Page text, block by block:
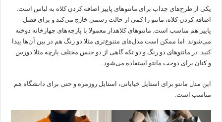
یکی از طرح‌های جذاب برای مانتوهای پاییز اضافه کردن کلاه به لباس است.
اضافه کردن کلاه، مانتو را کمی از حالت رسمی خارج می‌کند و برای فصل
پاییز هم مناسب است. مانتوهای کلاهدار معمولا با پارچه‌های چهارخانه دوخته
می‌شوند. اما ممکن است مدل‌های متنوع‌تری مثلا دو رنگ هم در بین آن‌ها پیدا
کنید. در مانتوهای دو رنگ و دو تکه گاهی از دو جنس مختلف پارچه مثلا دورس
و کتان برای دوخت مانتو استفاده می‌شود.
این مدل مانتو برای استایل خیابانی، استایل روزمره و حتی برای دانشگاه هم
مناسب است.